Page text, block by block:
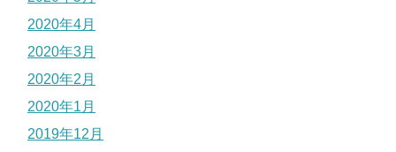
2020年4月
2020年3月
2020年2月
2020年1月
2019年12月